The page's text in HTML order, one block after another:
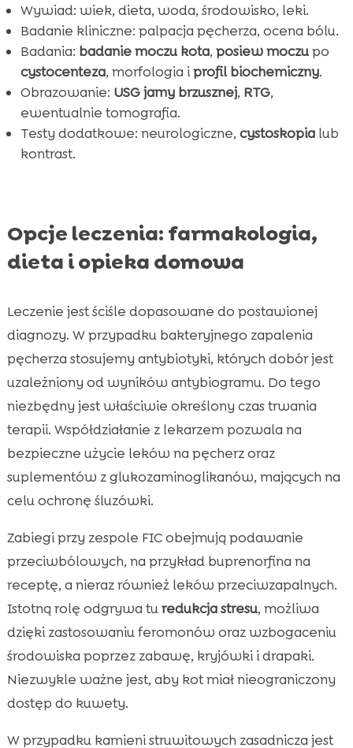
Wywiad: wiek, dieta, woda, środowisko, leki.
Badanie kliniczne: palpacja pęcherza, ocena bólu.
Badania: badanie moczu kota, posiew moczupo
cystocenteza, morfologia iprofil biochemiczny.
Obrazowanie: USG jamy brzusznej, RTG,
ewentualnie tomografia.
Testy dodatkowe: neurologiczne, cystoskopialub
kontrast.
Opcje leczenia: farmakologia,
dieta i opieka domowa
Leczenie jest ściśle dopasowane do postawionej
diagnozy. W przypadku bakteryjnego zapalenia
pęcherza stosujemy antybiotyki, których dobór jest
uzależniony od wyników antybiogramu. Do tego
niezbędny jest właściwie określony czas trwania
terapii. Współdziałanie z lekarzem pozwala na
bezpieczne użycie leków na pęcherz oraz
suplementów z glukozaminoglikanów, mających na
celu ochronę śluzówki.
Zabiegi przy zespole FIC obejmują podawanie
przeciwbólowych, na przykład buprenorfina na
receptę, a nieraz również leków przeciwzapalnych.
Istotną rolę odgrywa turedukcja stresu, możliwa
dzięki zastosowaniu feromonów oraz wzbogaceniu
środowiska poprzez zabawę, kryjówki i drapaki.
Niezwykle ważne jest, aby kot miał nieograniczony
dostęp do kuwety.
W przypadku kamieni struwitowych zasadnicza jest